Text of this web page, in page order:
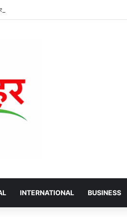
योजना की जानकारी अंतिम छोर तक पहुंचे, तभी
INTERNATIONAL BUSINESS